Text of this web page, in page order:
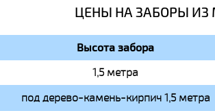
ЦЕНЫ НА ЗАБОРЫ
Высота забора
1,5 метра
под дерево-камень-кирпич 1,5 метра